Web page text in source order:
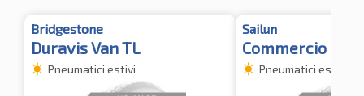
Bridgestone
Duravis Van TL
Pneumatici estivi
Sailun
Commercio Pro
Pneumatici estivi